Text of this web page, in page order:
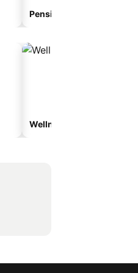
Pension
Wellnesshotels